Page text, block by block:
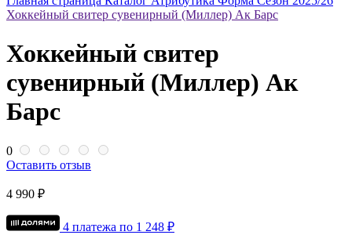
Хоккейный свитер сувенирный (Миллер) Ак Барс
Хоккейный свитер
сувенирный (Миллер) Ак
Барс
0
Оставить отзыв
4 990 ₽
4 платежа по 1 248 ₽